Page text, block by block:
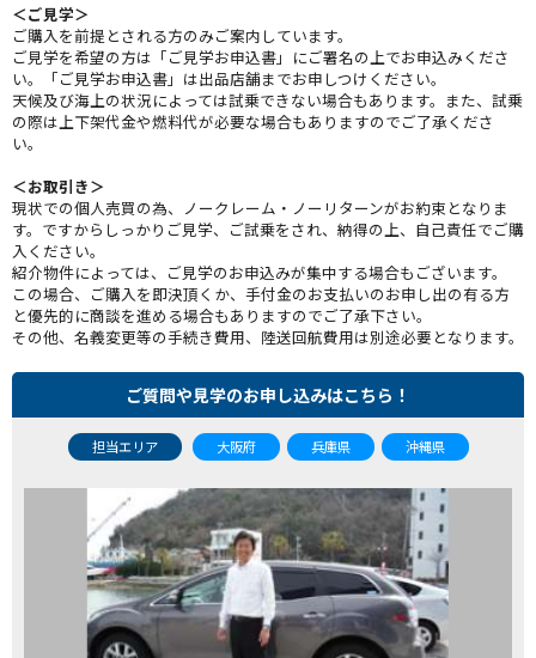
＜ご見学＞
ご購入を前提とされる方のみご案内しています。
ご見学を希望の方は「ご見学お申込書」にご署名の上でお申込みくださ
い。「ご見学お申込書」は出品店舗までお申しつけください。
天候及び海上の状況によっては試乗できない場合もあります。また、試乗
の際は上下架代金や燃料代が必要な場合もありますのでご了承くださ
い。
＜お取引き＞
現状での個人売買の為、ノークレーム・ノーリターンがお約束となりま
す。ですからしっかりご見学、ご試乗をされ、納得の上、自己責任でご購
入ください。
紹介物件によっては、ご見学のお申込みが集中する場合もございます。
この場合、ご購入を即決頂くか、手付金のお支払いのお申し出の有る方
と優先的に商談を進める場合もありますのでご了承下さい。
その他、名義変更等の手続き費用、陸送回航費用は別途必要となります。
ご質問や見学のお申し込みはこちら！
担当エリア 大阪府 兵庫県 沖縄県